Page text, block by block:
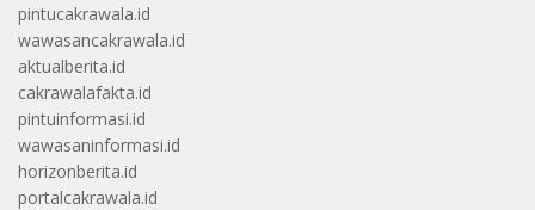
pintucakrawala.id
wawasancakrawala.id
aktualberita.id
cakrawalafakta.id
pintuinformasi.id
wawasaninformasi.id
horizonberita.id
portalcakrawala.id